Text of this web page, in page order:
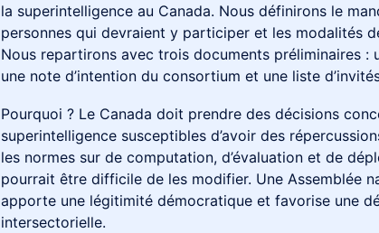
la superintelligence au Canada. Nous définirons le
personnes qui devraient y participer et les modalités
Nous repartirons avec trois documents préliminaires :
une note d’intention du consortium et une liste
Pourquoi ? Le Canada doit prendre des décisions
superintelligence susceptibles d’avoir des
les normes sur de computation, d’évaluation et de
pourrait être difficile de les modifier. Une Assemblée
apporte une légitimité démocratique et favorise une
intersectorielle.